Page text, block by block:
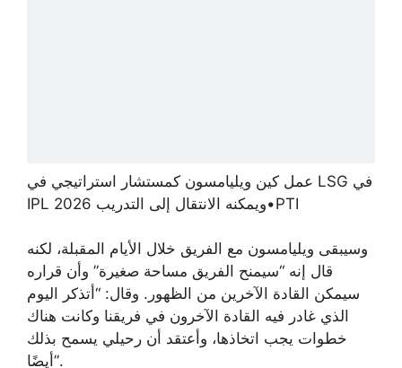
عمل كين ويليامسون كمستشار استراتيجي في LSG في
IPL 2026 ويمكنه الانتقال إلى التدريب•PTI
وسيبقى ويليامسون مع الفريق خلال الأيام المقبلة، لكنه
قال إنه “سيمنح الفريق مساحة صغيرة” وأن قراره
سيمكن القادة الآخرين من الظهور. وقال: “أتذكر اليوم
الذي غادر فيه القادة الآخرون في فريقنا وكانت هناك
خطوات يجب اتخاذها، وأعتقد أن رحيلي يسمح بذلك
أيضًا”.